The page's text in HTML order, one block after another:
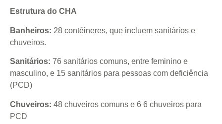
Estrutura do CHA
Banheiros: 28 contêineres, que incluem sanitários e
chuveiros.
Sanitários: 76 sanitários comuns, entre feminino e
masculino, e 15 sanitários para pessoas com deficiência
(PCD)
Chuveiros: 48 chuveiros comuns e 6 6 chuveiros para
PCD